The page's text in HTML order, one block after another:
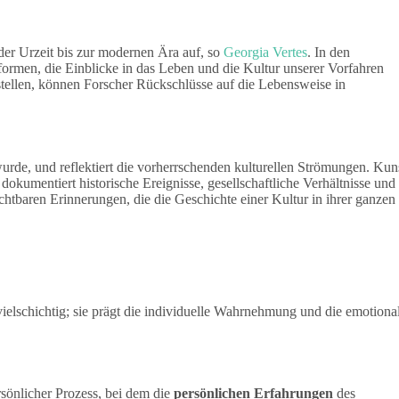
Urzeit bis zur modernen Ära auf, so Georgia Vertes. In den
die Einblicke in das Leben und die Kultur unserer Vorfahren
können Forscher Rückschlüsse auf die Lebensweise in
und reflektiert die vorherrschenden kulturellen Strömungen.
historische Ereignisse, gesellschaftliche Verhältnisse und
Erinnerungen, die die Geschichte einer Kultur in ihrer ganzen
sie prägt die individuelle Wahrnehmung und die
Prozess, bei dem die persönlichen Erfahrungen des